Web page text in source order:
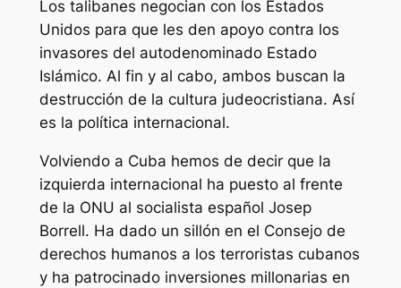
Los talibanes negocian con los Estados
Unidos para que les den apoyo contra los
invasores del autodenominado Estado
Islámico. Al fin y al cabo, ambos buscan la
destrucción de la cultura judeocristiana. Así
es la política internacional.
Volviendo a Cuba hemos de decir que la
izquierda internacional ha puesto al frente
de la ONU al socialista español Josep
Borrell. Ha dado un sillón en el Consejo de
derechos humanos a los terroristas cubanos
y ha patrocinado inversiones millonarias en